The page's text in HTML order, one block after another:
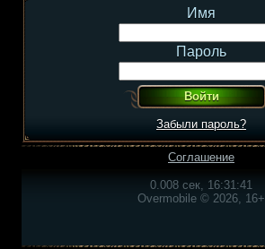
Имя
Пароль
Забыли пароль?
Соглашение
0.008 сек, 16:31:41
Overmobile © 2026, 16+